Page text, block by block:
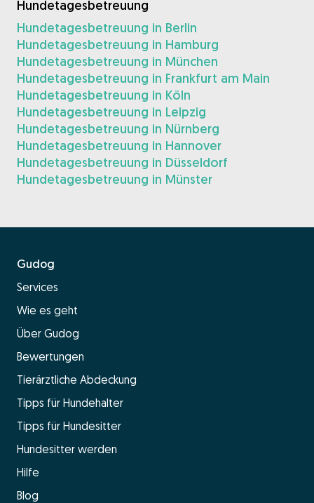
Hundetagesbetreuung
Hundetagesbetreuung in Berlin
Hundetagesbetreuung in Hamburg
Hundetagesbetreuung in München
Hundetagesbetreuung in Frankfurt am Main
Hundetagesbetreuung in Köln
Hundetagesbetreuung in Leipzig
Hundetagesbetreuung in Nürnberg
Hundetagesbetreuung in Hannover
Hundetagesbetreuung in Düsseldorf
Hundetagesbetreuung in Münster
Gudog
Services
Wie es geht
Über Gudog
Bewertungen
Tierärztliche Abdeckung
Tipps für Hundehalter
Tipps für Hundesitter
Hundesitter werden
Hilfe
Blog